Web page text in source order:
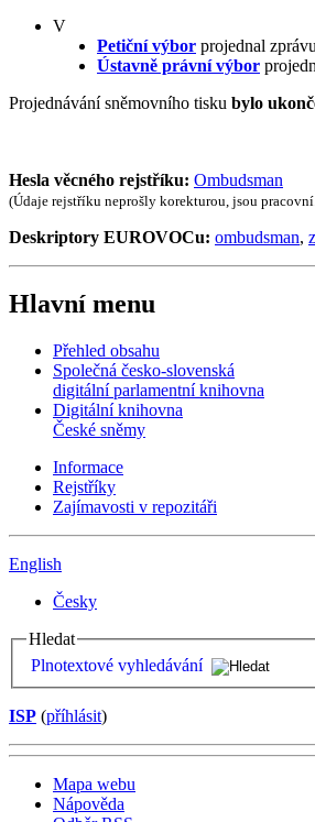
V
Petiční výbor projednal
Ústavně právní výbor
Projednávání sněmovního tisku bylo
Hesla věcného rejstříku: Ombudsman
(Údaje rejstříku neprošly korekturou, jsou
Deskriptory EUROVOCu: ombudsman,
Hlavní menu
Přehled obsahu
Společná česko-slovenská
digitální parlamentní knihovna
Digitální knihovna
České sněmy
Informace
Rejstříky
Zajímavosti v repozitáři
English
Česky
Hledat
Plnotextové vyhledávání
ISP (příhlásit)
Mapa webu
Nápověda